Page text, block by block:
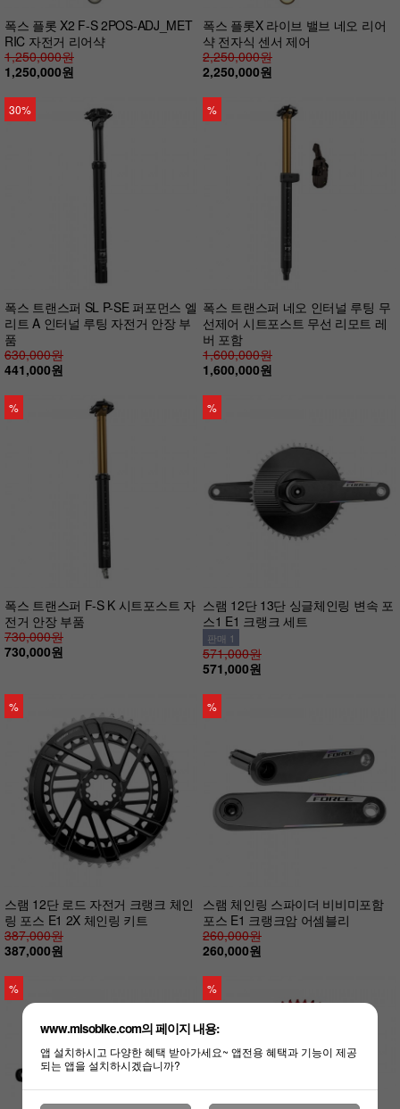
폭스 플롯 X2 F-S 2POS-ADJ_MET
RIC 자전거 리어샥
1,250,000원
1,250,000원
폭스 플롯X 라이브 밸브 네오 리어
샥 전자식 센서 제어
2,250,000원
2,250,000원
30%
폭스 트랜스퍼 SL P-SE 퍼포먼스 엘
리트 A 인터널 루팅 자전거 안장 부
품
630,000원
441,000원
%
폭스 트랜스퍼 네오 인터널 루팅 무
선제어 시트포스트 무선 리모트 레
버 포함
1,600,000원
1,600,000원
%
폭스 트랜스퍼 F-S K 시트포스트 자
전거 안장 부품
730,000원
730,000원
%
스램 12단 13단 싱글체인링 변속 포
스1 E1 크랭크 세트
판매 1
571,000원
571,000원
%
스램 12단 로드 자전거 크랭크 체인
링 포스 E1 2X 체인링 키트
387,000원
387,000원
%
스램 체인링 스파이더 비비미포함
포스 E1 크랭크암 어셈블리
260,000원
260,000원
% %
www.misobike.com의 페이지 내용:
앱 설치하시고 다양한 혜택 받아가세요~ 앱전용 혜택과 기능이 제공
되는 앱을 설치하시겠습니까?